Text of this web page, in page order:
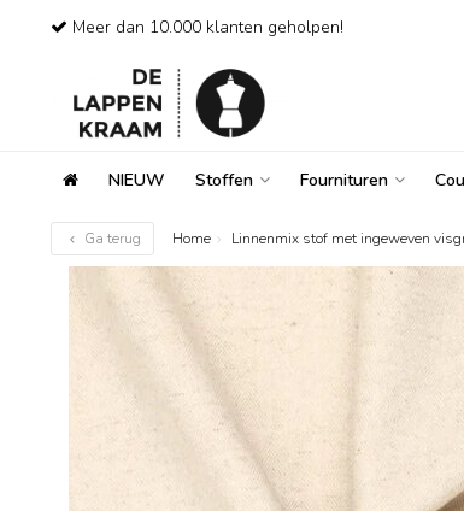
Meer dan 10.000 klanten geholpen!
NIEUW Stoffen Fournituren
Ga terug Home Linnenmix stof met ingeweven